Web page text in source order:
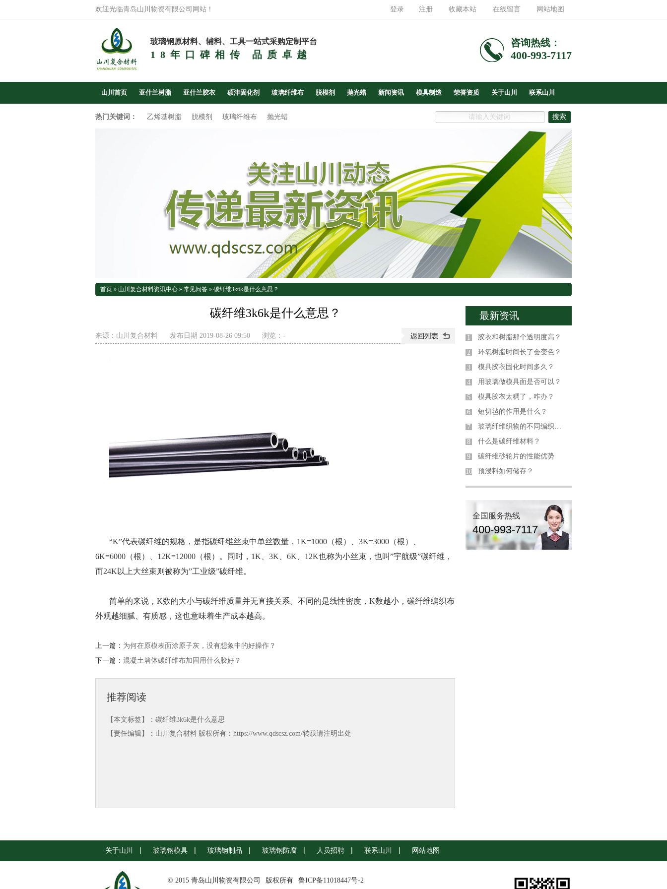
登录 注册 收藏本站 在线留言 网站地图
欢迎光临青岛山川物资有限公司网站！
玻璃钢原材料、辅料、工具一站式采购定制平台
18年口碑相传 品质卓越
咨询热线：
400-993-7117
山川首页 亚什兰树脂 亚什兰胶衣 硕津固化剂 玻璃纤维布 脱模剂 抛光蜡 新闻资讯 模具制造 荣誉资质 关于山川 联系山川
热门关键词： 乙烯基树脂 脱模剂 玻璃纤维布 抛光蜡
首页 » 山川复合材料资讯中心 » 常见问答 » 碳纤维3k6k是什么意思？
碳纤维3k6k是什么意思？
来源： 山川复合材料 发布日期 2019-08-26 09:50 浏览： -
“K”代表碳纤维的规格，是指碳纤维丝束中单丝数量，1K=1000（根）、3K=3000（根）、
6K=6000（根）、12K=12000（根）。同时，1K、3K、6K、12K也称为小丝束，也叫”宇航级”碳纤维，
而24K以上大丝束则被称为”工业级”碳纤维。
简单的来说，K数的大小与碳纤维质量并无直接关系。不同的是线性密度，K数越小，碳纤维编织布
外观越细腻、有质感，这也意味着生产成本越高。
上一篇： 为何在原模表面涂原子灰，没有想象中的好操作？
下一篇： 混凝土墙体碳纤维布加固用什么胶好？
推荐阅读
【本文标签】： 碳纤维3k6k是什么意思
【责任编辑】： 山川复合材料 版权所有：https://www.qdscsz.com/转载请注明出处
最新资讯
1 胶衣和树脂那个透明度高？
2 环氧树脂时间长了会变色？
3 模具胶衣固化时间多久？
4 用玻璃做模具面是否可以？
5 模具胶衣太稠了，咋办？
6 短切毡的作用是什么？
7 玻璃纤维织物的不同编织方式
8 什么是碳纤维材料？
9 碳纤维砂轮片的性能优势
10 预浸料如何储存？
全国服务热线
400-993-7117
关于山川 玻璃钢模具 玻璃钢制品 玻璃钢防腐 人员招聘 联系山川 网站地图
© 2015 青岛山川物资有限公司 版权所有 鲁ICP备11018447号-2